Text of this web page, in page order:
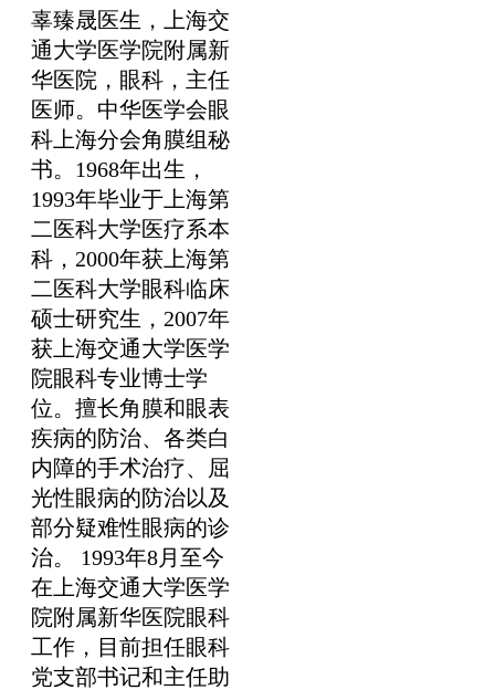
辜臻晟医生，上海交
通大学医学院附属新
华医院，眼科，主任
医师。中华医学会眼
科上海分会角膜组秘
书。1968年出生，
1993年毕业于上海第
二医科大学医疗系本
科，2000年获上海第
二医科大学眼科临床
硕士研究生，2007年
获上海交通大学医学
院眼科专业博士学
位。擅长角膜和眼表
疾病的防治、各类白
内障的手术治疗、屈
光性眼病的防治以及
部分疑难性眼病的诊
治。 1993年8月至今
在上海交通大学医学
院附属新华医院眼科
工作，目前担任眼科
党支部书记和主任助